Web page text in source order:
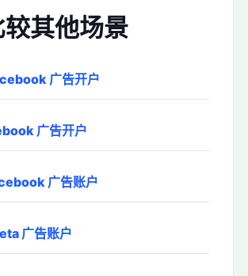
其他场景
广告开户
广告开户
广告账户
广告账户